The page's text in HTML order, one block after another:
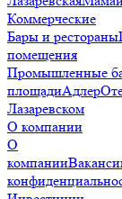
Коммерческие
Бары и рестораны
помещения
Промышленные
площадиАдлер
Лазаревском
О компании
О
компании